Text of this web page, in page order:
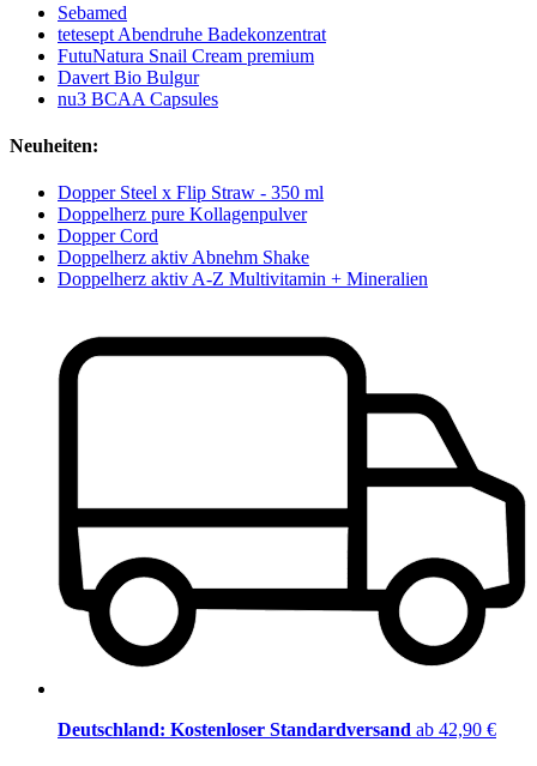
Sebamed
tetesept Abendruhe Badekonzentrat
FutuNatura Snail Cream premium
Davert Bio Bulgur
nu3 BCAA Capsules
Neuheiten:
Dopper Steel x Flip Straw - 350 ml
Doppelherz pure Kollagenpulver
Dopper Cord
Doppelherz aktiv Abnehm Shake
Doppelherz aktiv A-Z Multivitamin + Mineralien
Deutschland: Kostenloser Standardversand ab 42,90 €